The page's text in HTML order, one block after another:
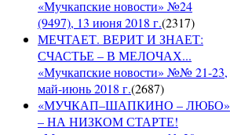
«Мучкапские новости» №24
(9497), 13 июня 2018 г.(2317)
МЕЧТАЕТ. ВЕРИТ И ЗНАЕТ:
СЧАСТЬЕ – В МЕЛОЧАХ...
«Мучкапские новости» №№ 21-23,
май-июнь 2018 г.(2687)
«МУЧКАП–ШАПКИНО – ЛЮБО»
– НА НИЗКОМ СТАРТЕ!